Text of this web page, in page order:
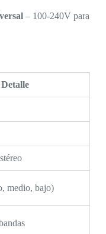
– 100-240V para
Detalle
medio, bajo)